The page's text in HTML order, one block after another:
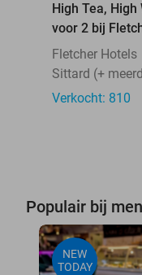
High Tea,
voor 2 bij
Fletcher Hotels
Sittard (+
Verkocht: 810
Populair bij
NEW
TODAY